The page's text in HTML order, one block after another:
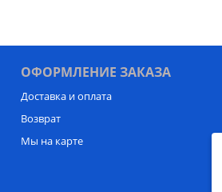
ОФОРМЛЕНИЕ ЗАКАЗА
Доставка и оплата
Возврат
Мы на карте